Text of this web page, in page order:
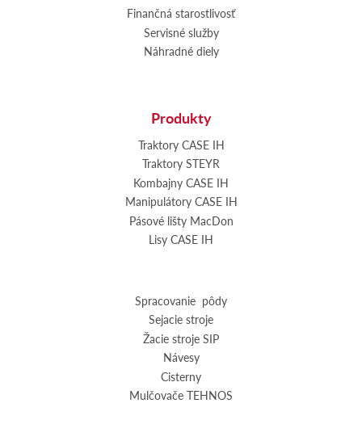
Finančná starostlivosť
Servisné služby
Náhradné diely
Produkty
Traktory CASE IH
Traktory STEYR
Kombajny CASE IH
Manipulátory CASE IH
Pásové lišty MacDon
Lisy CASE IH
Spracovanie pôdy
Sejacie stroje
Žacie stroje SIP
Návesy
Cisterny
Mulčovače TEHNOS